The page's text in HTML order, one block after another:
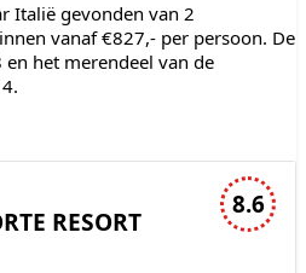
Italië gevonden van 2
vanaf €827,- per persoon. De
het merendeel van de
8.6
RESORT